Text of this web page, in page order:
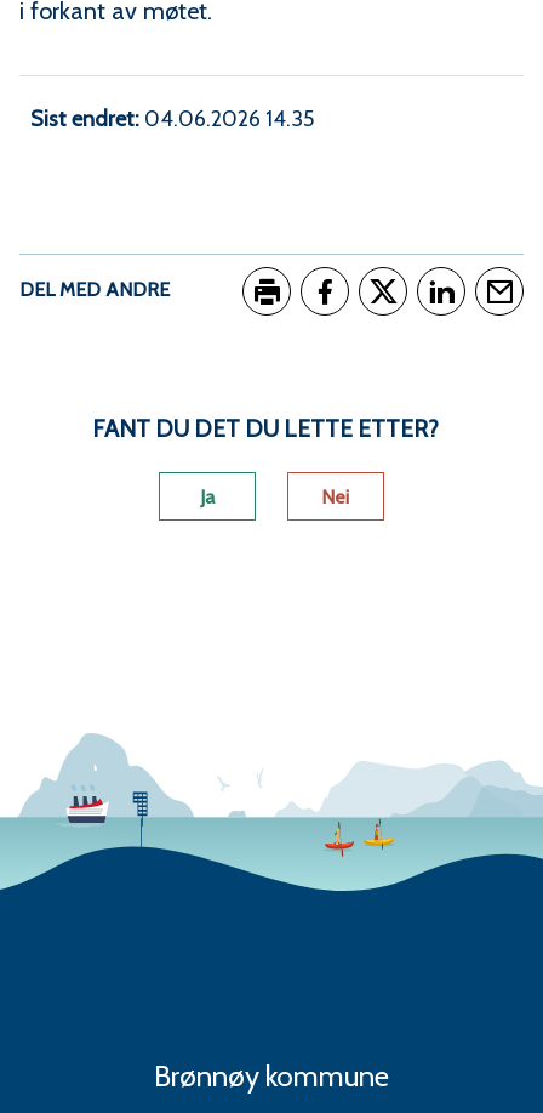
i forkant av møtet.
Sist endret 04.06.2026 14.35
DEL MED ANDRE
FANT DU DET DU LETTE ETTER?
Ja Nei
Brønnøy kommune